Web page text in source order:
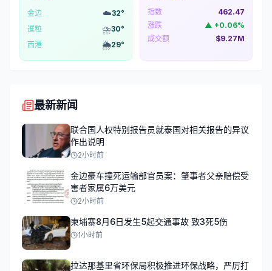
金边 ☁️32°
暹粒
⛈️30°
西港
🌦️29°
指数
462.47
涨跌
▲ +0.06%
成交额
$9.27M
最新新闻
联合国人权特别报告员就泰国对相关报告的异议
作出说明
2小时前
金边豪车撞死运输部官员案：肇事者父亲赔偿受
害者家属6万美元
2小时前
柬埔寨8月6日发生5起交通事故 致3死5伤
1小时前
拉达那基里省环保局积极推进环保战略，严厉打